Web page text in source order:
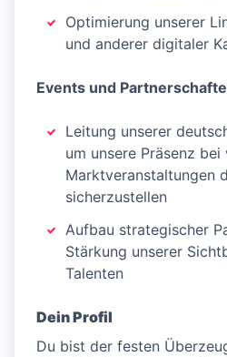
Optimierung unserer
und anderer digitaler
Events und
Leitung unserer
um unsere Präsenz
Marktveranstaltungen
sicherzustellen
Aufbau strategischer
Stärkung unserer
Talenten
Dein Profil
Du bist der festen